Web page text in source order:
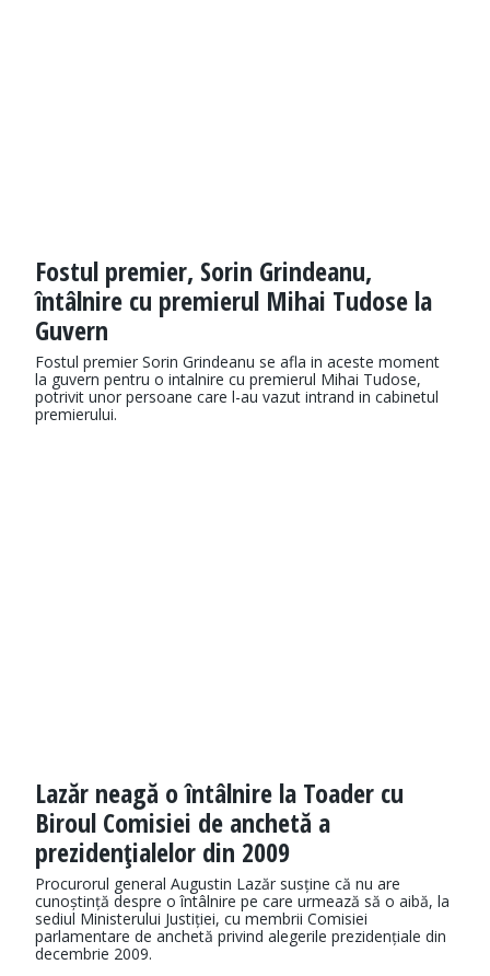
Fostul premier, Sorin Grindeanu,
întâlnire cu premierul Mihai Tudose la
Guvern
Fostul premier Sorin Grindeanu se afla in aceste moment
la guvern pentru o intalnire cu premierul Mihai Tudose,
potrivit unor persoane care l-au vazut intrand in cabinetul
premierului.
Lazăr neagă o întâlnire la Toader cu
Biroul Comisiei de anchetă a
prezidenţialelor din 2009
Procurorul general Augustin Lazăr susține că nu are
cunoștință despre o întâlnire pe care urmează să o aibă, la
sediul Ministerului Justiției, cu membrii Comisiei
parlamentare de anchetă privind alegerile prezidențiale din
decembrie 2009.